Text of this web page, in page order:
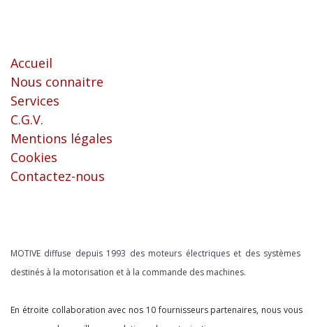
Accueil
Nous connaitre
Services
C.G.V.
Mentions légales
Cookies
Contactez-nous
MOTIVE diffuse depuis 1993 des moteurs électriques et des systèmes
destinés à la motorisation et à la commande des machines.
En étroite collaboration avec nos 10 fournisseurs partenaires, nous vous